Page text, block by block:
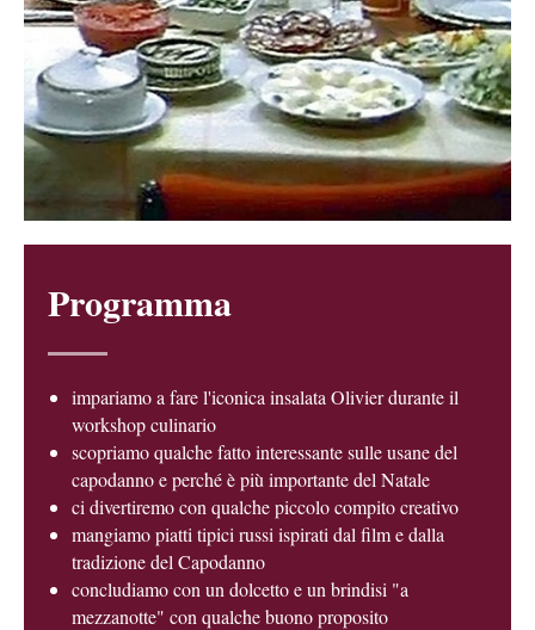
Programma
impariamo a fare l'iconica insalata Olivier durante il
workshop culinario
scopriamo qualche fatto interessante sulle usane del
capodanno e perché è più importante del Natale
ci divertiremo con qualche piccolo compito creativo
mangiamo piatti tipici russi ispirati dal film e dalla
tradizione del Capodanno
concludiamo con un dolcetto e un brindisi "a
mezzanotte" con qualche buono proposito